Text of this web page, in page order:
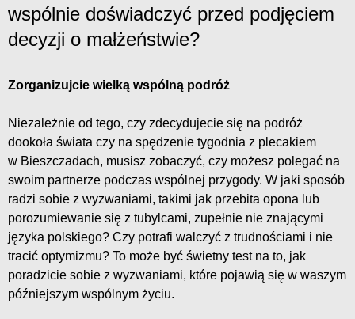
wspólnie doświadczyć przed podjęciem
decyzji o małżeństwie?
Zorganizujcie wielką wspólną podróż
Niezależnie od tego, czy zdecydujecie się na podróż
dookoła świata czy na spędzenie tygodnia z plecakiem
w Bieszczadach, musisz zobaczyć, czy możesz polegać na
swoim partnerze podczas wspólnej przygody. W jaki sposób
radzi sobie z wyzwaniami, takimi jak przebita opona lub
porozumiewanie się z tubylcami, zupełnie nie znającymi
języka polskiego? Czy potrafi walczyć z trudnościami i nie
tracić optymizmu? To może być świetny test na to, jak
poradzicie sobie z wyzwaniami, które pojawią się w waszym
późniejszym wspólnym życiu.